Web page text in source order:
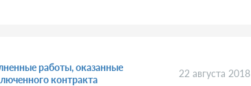
работы, оказанные
контракта
22 августа 2018